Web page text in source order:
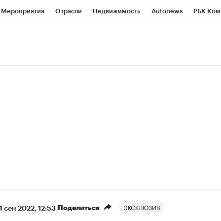
Мероприятия Отрасли Недвижимость Autonews РБК
сен 2022, 12:53 Поделиться ЭКСКЛЮЗИВ